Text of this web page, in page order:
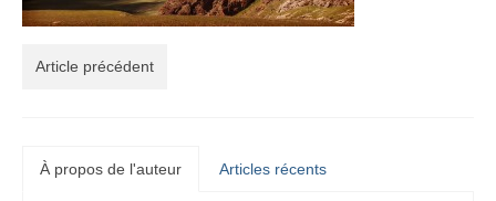
Article précédent
À propos de l'auteur Articles récents